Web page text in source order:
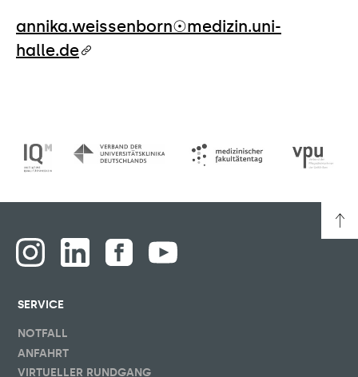
annika.weissenborn☉medizin.uni-
halle.de
SERVICE
NOTFALL
ANFAHRT
VIRTUELLER RUNDGANG